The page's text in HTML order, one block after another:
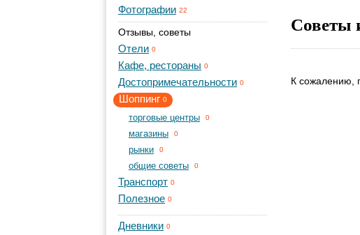
Фотографии 22
Отзывы, советы
Отели 0
Кафе, рестораны 0
Достопримечательности 0
Шоппинг 0
торговые центры 0
магазины 0
рынки 0
общие советы 0
Транспорт 0
Полезное 0
Дневники 0
Советы
К сожалению,